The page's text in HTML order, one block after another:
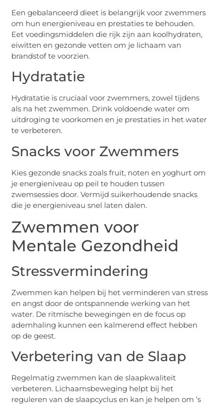
Een gebalanceerd dieet is belangrijk voor zwemmers
om hun energieniveau en prestaties te behouden.
Eet voedingsmiddelen die rijk zijn aan koolhydraten,
eiwitten en gezonde vetten om je lichaam van
brandstof te voorzien.
Hydratatie
Hydratatie is cruciaal voor zwemmers, zowel tijdens
als na het zwemmen. Drink voldoende water om
uitdroging te voorkomen en je prestaties in het water
te verbeteren.
Snacks voor Zwemmers
Kies gezonde snacks zoals fruit, noten en yoghurt om
je energieniveau op peil te houden tussen
zwemsessies door. Vermijd suikerhoudende snacks
die je energieniveau snel laten dalen.
Zwemmen voor
Mentale Gezondheid
Stressvermindering
Zwemmen kan helpen bij het verminderen van stress
en angst door de ontspannende werking van het
water. De ritmische bewegingen en de focus op
ademhaling kunnen een kalmerend effect hebben
op de geest.
Verbetering van de Slaap
Regelmatig zwemmen kan de slaapkwaliteit
verbeteren. Lichaamsbeweging helpt bij het
reguleren van de slaapcyclus en kan je helpen om ’s